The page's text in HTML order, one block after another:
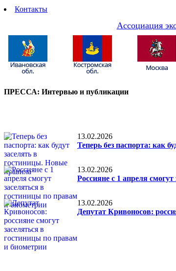
Контакты
Ассоциация
ПРЕССА: Интервью и публикации
13.02.2026
Теперь без паспорта: как
13.02.2026
Россияне с 1 апреля
13.02.2026
Депутат Кривоносов: